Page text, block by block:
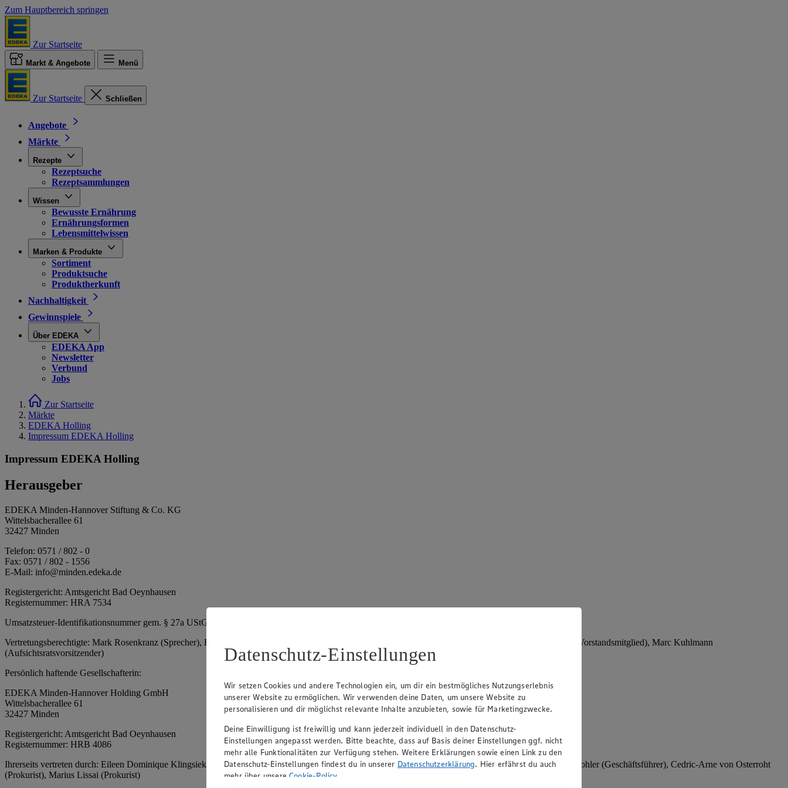
Zum Hauptbereich springen
Zur Startseite
Markt & Angebote Menü
Zur Startseite Schließen
Angebote
Märkte
Rezepte
Rezeptsuche
Rezeptsammlungen
Wissen
Bewusste Ernährung
Ernährungsformen
Lebensmittelwissen
Marken & Produkte
Sortiment
Produktsuche
Produktherkunft
Nachhaltigkeit
Gewinnspiele
Über EDEKA
EDEKA App
Newsletter
Verbund
Jobs
Zur Startseite
Märkte
EDEKA Holling
Impressum EDEKA Holling
Impressum EDEKA Holling
Herausgeber
EDEKA Minden-Hannover Stiftung & Co. KG
Wittelsbacherallee 61
32427 Minden
Telefon: 0571 / 802 - 0
Fax: 0571 / 802 - 1556
E-Mail: info@minden.edeka.de
Registergericht: Amtsgericht Bad Oeynhausen
Registernummer: HRA 7534
Umsatzsteuer-Identifikationsnummer gem. § 27a UStG: DE 266067317
Vertretungsberechtigte: Mark Rosenkranz (Sprecher), Eileen Dominique Klingsiek (Vorstandsmitglied), Ulf-U. Plath (Vorstandsmitglied), Stephan Wohler (Vorstandsmitglied), Marc Kuhlmann
(Aufsichtsratsvorsitzender)
Persönlich haftende Gesellschafterin:
EDEKA Minden-Hannover Holding GmbH
Wittelsbacherallee 61
32427 Minden
Registergericht: Amtsgericht Bad Oeynhausen
Registernummer: HRB 4086
Ihrerseits vertreten durch: Eileen Dominique Klingsiek (Geschäftsführerin), Mark Rosenkranz (Geschäftsführer), Ulf-U. Plath (Geschäftsführer), Stephan Wohler (Geschäftsführer), Cedric-Arne von Osterroht
(Prokurist), Marius Lissai (Prokurist)
Datenschutz-Einstellungen
Wir setzen Cookies und andere Technologien ein, um dir ein bestmögliches Nutzungserlebnis
unserer Website zu ermöglichen. Wir verwenden deine Daten, um unsere Website zu
personalisieren und dir möglichst relevante Inhalte anzubieten, sowie für Marketingzwecke.
Deine Einwilligung ist freiwillig und kann jederzeit individuell in den Datenschutz-
Einstellungen angepasst werden. Bitte beachte, dass auf Basis deiner Einstellungen ggf. nicht
mehr alle Funktionalitäten zur Verfügung stehen. Weitere Erklärungen sowie einen Link zu den
Datenschutz-Einstellungen findest du in unserer Datenschutzerklärung. Hier erfährst du auch
mehr über unsereCookie-Policy.